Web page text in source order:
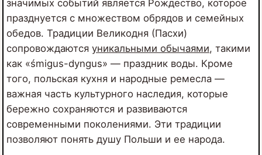
значимых событий является Рождество, которое
празднуется с множеством обрядов и семейных
обедов. Традиции Великодня (Пасхи)
сопровождаются уникальными обычаями, такими
как «śmigus-dyngus» — праздник воды. Кроме
того, польская кухня и народные ремесла —
важная часть культурного наследия, которые
бережно сохраняются и развиваются
современными поколениями. Эти традиции
позволяют понять душу Польши и ее народа.